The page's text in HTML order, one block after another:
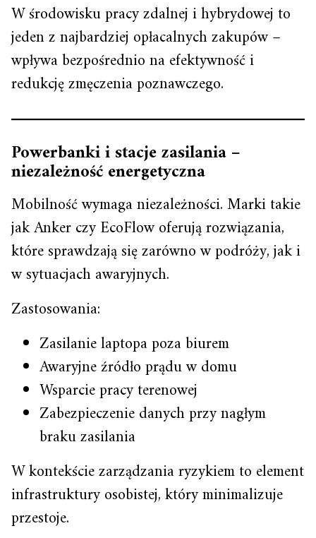
W środowisku pracy zdalnej i hybrydowej to
jeden z najbardziej opłacalnych zakupów –
wpływa bezpośrednio na efektywność i
redukcję zmęczenia poznawczego.
Powerbanki i stacje zasilania –
niezależność energetyczna
Mobilność wymaga niezależności. Marki takie
jak Anker czy EcoFlow oferują rozwiązania,
które sprawdzają się zarówno w podróży, jak i
w sytuacjach awaryjnych.
Zastosowania:
Zasilanie laptopa poza biurem
Awaryjne źródło prądu w domu
Wsparcie pracy terenowej
Zabezpieczenie danych przy nagłym
braku zasilania
W kontekście zarządzania ryzykiem to element
infrastruktury osobistej, który minimalizuje
przestoje.